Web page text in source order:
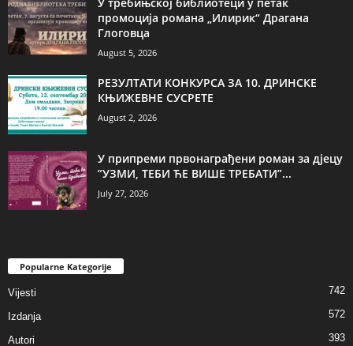
промоција романа „Илирик“ Драгана
Глоговца
August 5, 2026
РЕЗУЛТАТИ КОНКУРСА ЗА 10. ДРИНСКЕ
КЊИЖЕВНЕ СУСРЕТЕ
August 2, 2026
У припреми првонаграђени роман за дјецу
”УЗМИ, ТЕБИ ЋЕ ВИШЕ ТРЕБАТИ”...
July 27, 2026
Popularne Kategorije
Vijesti 742
Izdanja 572
Autori 393